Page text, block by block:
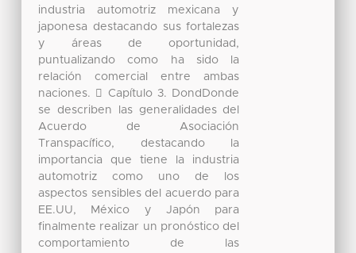
industria automotriz mexicana y
japonesa destacando sus fortalezas
y áreas de oportunidad,
puntualizando como ha sido la
relación comercial entre ambas
naciones.  Capítulo 3. DondDonde
se describen las generalidades del
Acuerdo de Asociación
Transpacífico, destacando la
importancia que tiene la industria
automotriz como uno de los
aspectos sensibles del acuerdo para
EE.UU, México y Japón para
finalmente realizar un pronóstico del
comportamiento de las